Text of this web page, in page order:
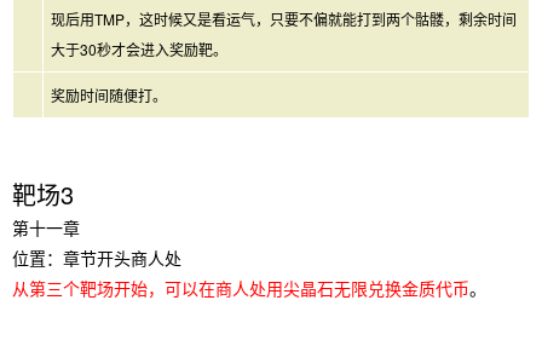
现后用TMP，这时候又是看运气，只要不偏就能打到两个骷髅，剩余时间
大于30秒才会进入奖励靶。
奖励时间随便打。
靶场3
第十一章
位置：章节开头商人处
从第三个靶场开始，可以在商人处用尖晶石无限兑换金质代币。